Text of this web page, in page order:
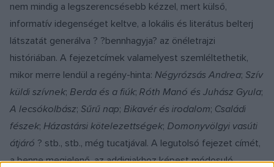
nem mindig a legszerencsésebb kézzel, mert külső,
informatív idegenséget keltve, a lokális és literátus belterj
látszatát generálva ? ?bennhagyja? az önéletrajzi
históriában. A fejezetcímek valamelyest szemléltethetik,
mikor merre lendül a regény-hinta: Négyrózsás Andrea; Szív
küldi szívnek; Berda és a fiúk; Róth Manó és Juhász Gyula;
A lecsókolbász; Sűrű nap; Bikavér és irodalom; Családi
fészek; Házastársi kötelezettségek; Domonyvölgyi vasúti
átjáró ? stb., stb., még tucatjával. A legutolsó fejezet címét,
a benne megjelenő, az addigiakhoz képest módosuló